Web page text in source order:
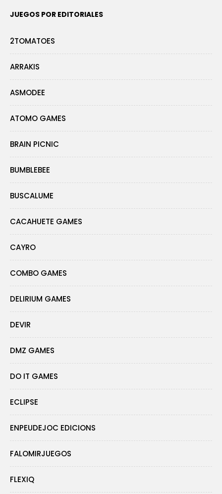
JUEGOS POR EDITORIALES
2TOMATOES
ARRAKIS
ASMODEE
ATOMO GAMES
BRAIN PICNIC
BUMBLEBEE
BUSCALUME
CACAHUETE GAMES
CAYRO
COMBO GAMES
DELIRIUM GAMES
DEVIR
DMZ GAMES
DO IT GAMES
ECLIPSE
ENPEUDEJOC EDICIONS
FALOMIRJUEGOS
FLEXIQ